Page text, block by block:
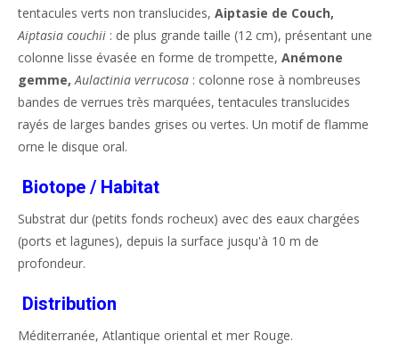
tentacules verts non translucides, Aiptasie de Couch,
Aiptasia couchii : de plus grande taille (12 cm), présentant une
colonne lisse évasée en forme de trompette, Anémone
gemme, Aulactinia verrucosa : colonne rose à nombreuses
bandes de verrues très marquées, tentacules translucides
rayés de larges bandes grises ou vertes. Un motif de flamme
orne le disque oral.
Biotope / Habitat
Substrat dur (petits fonds rocheux) avec des eaux chargées
(ports et lagunes), depuis la surface jusqu'à 10 m de
profondeur.
Distribution
Méditerranée, Atlantique oriental et mer Rouge.